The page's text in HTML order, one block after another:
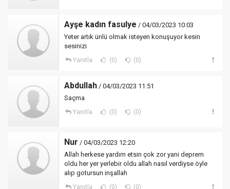
Ayşe kadın fasulye / 04/03/2023 10:03
Yeter artık ünlü olmak isteyen konuşuyor kesin
sesinizi
Yanıtla (0) (0)
Abdullah / 04/03/2023 11:51
Saçma
Yanıtla (0) (0)
Nur / 04/03/2023 12:20
Allah herkese yardım etsin çok zor yani deprem
oldu her yer yerlebir oldu allah nasıl verdiyse öyle
alıp gotursun inşallah
Yanıtla (0) (0)